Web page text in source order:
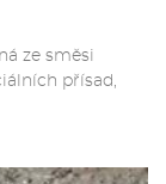
ze směsi
přísad,